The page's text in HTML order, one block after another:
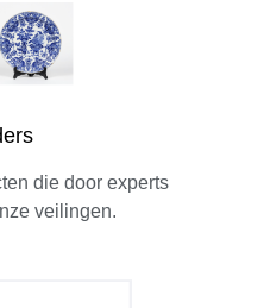
die door experts
veilingen.